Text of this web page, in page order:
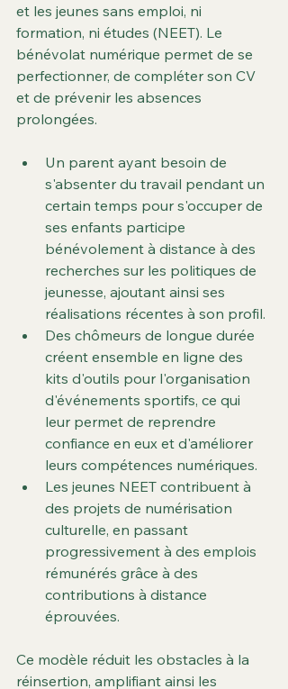
et les jeunes sans emploi, ni
formation, ni études (NEET). Le
bénévolat numérique permet de se
perfectionner, de compléter son CV
et de prévenir les absences
prolongées.
Un parent ayant besoin de
s'absenter du travail pendant un
certain temps pour s'occuper de
ses enfants participe
bénévolement à distance à des
recherches sur les politiques de
jeunesse, ajoutant ainsi ses
réalisations récentes à son profil.
Des chômeurs de longue durée
créent ensemble en ligne des
kits d'outils pour l'organisation
d'événements sportifs, ce qui
leur permet de reprendre
confiance en eux et d'améliorer
leurs compétences numériques.
Les jeunes NEET contribuent à
des projets de numérisation
culturelle, en passant
progressivement à des emplois
rémunérés grâce à des
contributions à distance
éprouvées.
Ce modèle réduit les obstacles à la
réinsertion, amplifiant ainsi les